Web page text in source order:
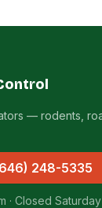
— rodents,
248-5335
· Closed Saturday